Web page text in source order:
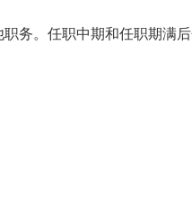
务。任职中期和任职期满